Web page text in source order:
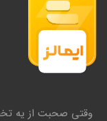
وقتی صحبت از یه